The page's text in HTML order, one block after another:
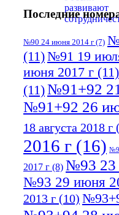
Последние
№90 24 июня 2014 г (7)
(11)№91 19
июня 2017 г (11)
(11)№91+92
№91+92 26
18 августа 2018 г
2016 г (16)
2017 г (8) №93 23
№93 29 июня
2013 г (10)